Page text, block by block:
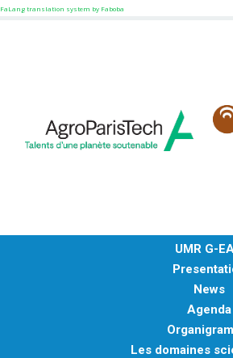
FaLang translation system by Faboba
UMR G-
News
Agenda
Les domaines